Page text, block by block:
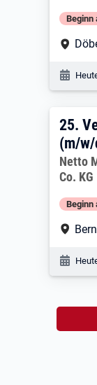
Beginn
25.
25.
(m/
Netto
Co. KG
Beginn